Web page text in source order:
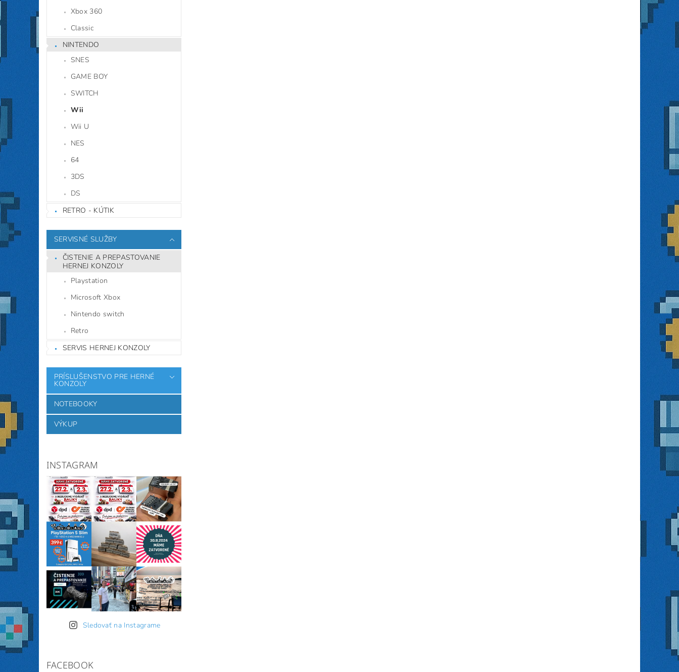
Xbox 360
Classic
NINTENDO
SNES
GAME BOY
SWITCH
Wii
Wii U
NES
64
3DS
DS
RETRO - KÚTIK
SERVISNÉ SLUŽBY
ČISTENIE A PREPASTOVANIE
HERNEJ KONZOLY
Playstation
Microsoft Xbox
Nintendo switch
Retro
SERVIS HERNEJ KONZOLY
PRÍSLUŠENSTVO PRE HERNÉ
KONZOLY
NOTEBOOKY
VÝKUP
INSTAGRAM
Sledovať na Instagrame
FACEBOOK